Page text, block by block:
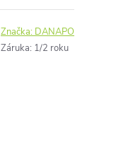
Značka: DANAPO
Záruka: 1/2 roku